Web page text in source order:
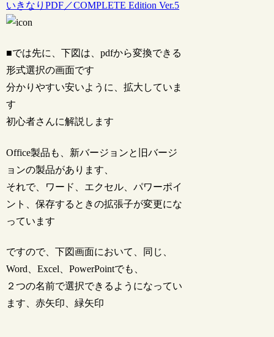
いきなりPDF／COMPLETE Edition Ver.5
■では先に、下図は、pdfから変換できる
形式選択の画面です
分かりやすい安いように、拡大していま
す
初心者さんに解説します
Office製品も、新バージョンと旧バージ
ョンの製品があります、
それで、ワード、エクセル、パワーポイ
ント、保存するときの拡張子が変更にな
っています
ですので、下図画面において、同じ、
Word、Excel、PowerPointでも、
２つの名前で選択できるようになってい
ます、赤矢印、緑矢印